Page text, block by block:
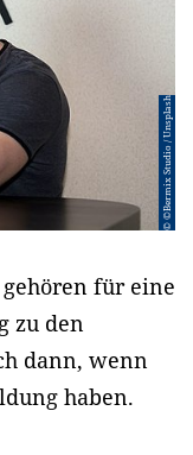
© ©Bermix Studio / Unsplash
für eine
zu den
dann, wenn
haben.